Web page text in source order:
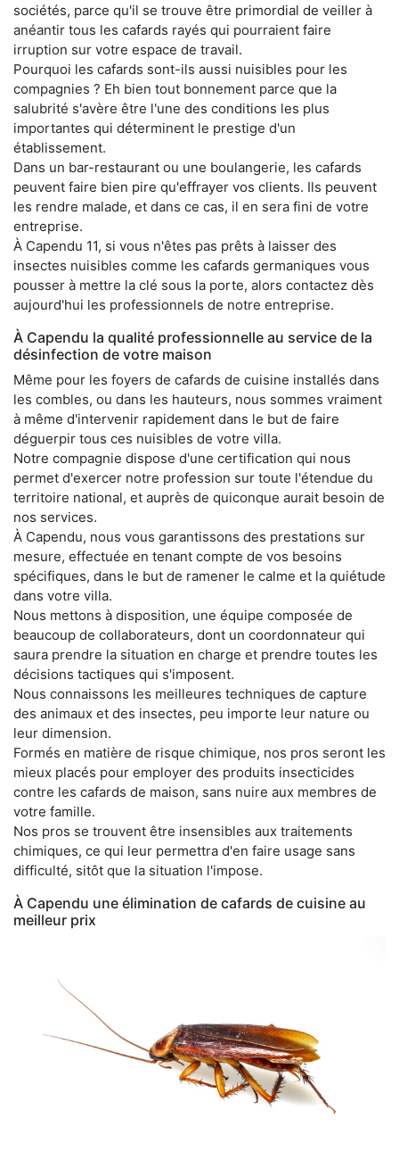
sociétés, parce qu'il se trouve être primordial de veiller à
anéantir tous les cafards rayés qui pourraient faire
irruption sur votre espace de travail.
Pourquoi les cafards sont-ils aussi nuisibles pour les
compagnies ? Eh bien tout bonnement parce que la
salubrité s'avère être l'une des conditions les plus
importantes qui déterminent le prestige d'un
établissement.
Dans un bar-restaurant ou une boulangerie, les cafards
peuvent faire bien pire qu'effrayer vos clients. Ils peuvent
les rendre malade, et dans ce cas, il en sera fini de votre
entreprise.
À Capendu 11, si vous n'êtes pas prêts à laisser des
insectes nuisibles comme les cafards germaniques vous
pousser à mettre la clé sous la porte, alors contactez dès
aujourd'hui les professionnels de notre entreprise.
À Capendu la qualité professionnelle au service de la
désinfection de votre maison
Même pour les foyers de cafards de cuisine installés dans
les combles, ou dans les hauteurs, nous sommes vraiment
à même d'intervenir rapidement dans le but de faire
déguerpir tous ces nuisibles de votre villa.
Notre compagnie dispose d'une certification qui nous
permet d'exercer notre profession sur toute l'étendue du
territoire national, et auprès de quiconque aurait besoin de
nos services.
À Capendu, nous vous garantissons des prestations sur
mesure, effectuée en tenant compte de vos besoins
spécifiques, dans le but de ramener le calme et la quiétude
dans votre villa.
Nous mettons à disposition, une équipe composée de
beaucoup de collaborateurs, dont un coordonnateur qui
saura prendre la situation en charge et prendre toutes les
décisions tactiques qui s'imposent.
Nous connaissons les meilleures techniques de capture
des animaux et des insectes, peu importe leur nature ou
leur dimension.
Formés en matière de risque chimique, nos pros seront les
mieux placés pour employer des produits insecticides
contre les cafards de maison, sans nuire aux membres de
votre famille.
Nos pros se trouvent être insensibles aux traitements
chimiques, ce qui leur permettra d'en faire usage sans
difficulté, sitôt que la situation l'impose.
À Capendu une élimination de cafards de cuisine au
meilleur prix